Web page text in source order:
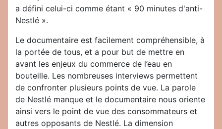
a défini celui-ci comme étant « 90 minutes d'anti-
Nestlé ».
Le documentaire est facilement compréhensible, à
la portée de tous, et a pour but de mettre en
avant les enjeux du commerce de l’eau en
bouteille. Les nombreuses interviews permettent
de confronter plusieurs points de vue. La parole
de Nestlé manque et le documentaire nous oriente
ainsi vers le point de vue des consommateurs et
autres opposants de Nestlé. La dimension